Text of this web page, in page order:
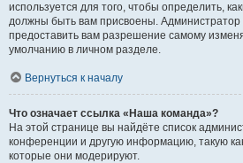
используется для того, чтобы определить,
должны быть вам присвоены.
предоставить вам разрешение самому
умолчанию в личном разделе.
Вернуться к началу
Что означает ссылка «Наша команда»?
На этой странице вы найдёте список
конференции и другую информацию, такую
которые они модерируют.